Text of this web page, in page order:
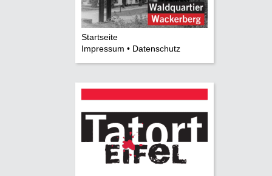
Startseite
Impressum • Datenschutz